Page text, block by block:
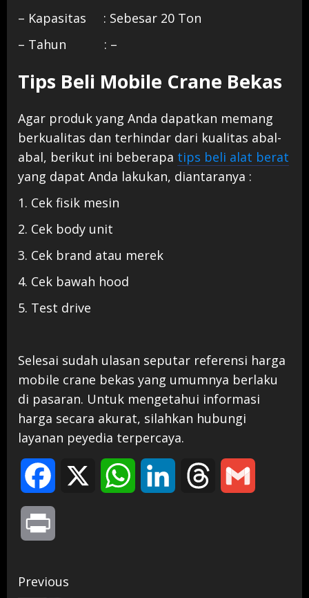
– Kapasitas : Sebesar 20 Ton
– Tahun : –
Tips Beli Mobile Crane Bekas
Agar produk yang Anda dapatkan memang
berkualitas dan terhindar dari kualitas abal-
abal, berikut ini beberapa tips beli alat berat
yang dapat Anda lakukan, diantaranya :
1. Cek fisik mesin
2. Cek body unit
3. Cek brand atau merek
4. Cek bawah hood
5. Test drive
Selesai sudah ulasan seputar referensi harga
mobile crane bekas yang umumnya berlaku
di pasaran. Untuk mengetahui informasi
harga secara akurat, silahkan hubungi
layanan peyedia terpercaya.
Facebook WhatsAppLinkedIn Threads
Continue
Previous